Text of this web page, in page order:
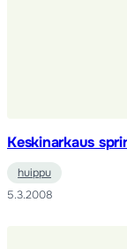
Keskinarkaus
huippu
5.3.2008